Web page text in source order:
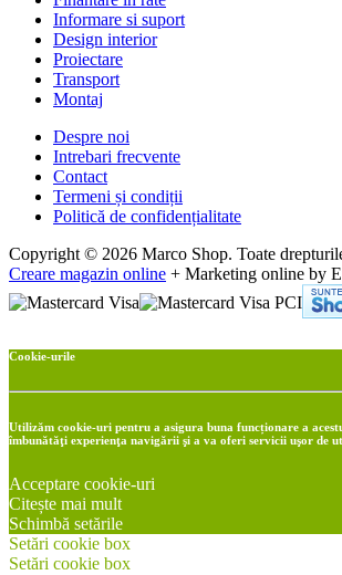
Informare si suport
Design interior
Proiectare
Transport
Montaj
Despre noi
Intrebari frecvente
Contact
Termeni și condiții
Politică de confidențialitate
Copyright © 2026 Marco Shop. Toate
Creare magazin online + Marketing online by
Cookie-urile
Utilizăm cookie-uri pentru a asigura buna funcționare a
îmbunătăţi experienţa navigării şi a va oferi servicii uşor de
Acceptare cookie-uri
Citește mai mult
Schimbă setările
Setări cookie box
Setări cookie box